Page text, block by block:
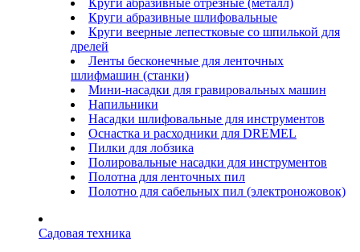
Круги абразивные шлифовальные
Круги веерные лепестковые со шпилькой для
дрелей
Ленты бесконечные для ленточных
шлифмашин (станки)
Мини-насадки для гравировальных машин
Напильники
Насадки шлифовальные для инструментов
Оснастка и расходники для DREMEL
Пилки для лобзика
Полировальные насадки для инструментов
Полотна для ленточных пил
Полотно для сабельных пил (электроножовок)
Садовая техника